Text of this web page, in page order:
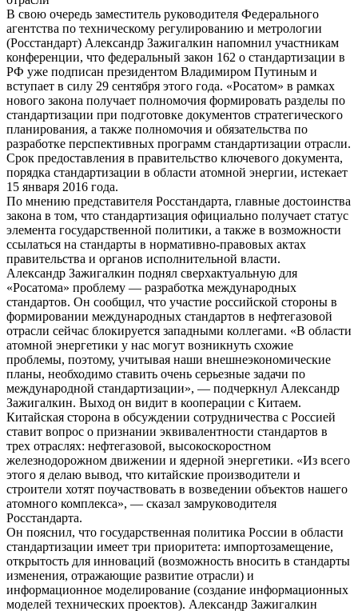
В свою очередь заместитель руководителя Федерального
агентства по техническому регулированию и метрологии
(Росстандарт) Александр Зажигалкин напомнил участникам
конференции, что федеральный закон 162 о стандартизации в
РФ уже подписан президентом Владимиром Путиным и
вступает в силу 29 сентября этого года. «Росатом» в рамках
нового закона получает полномочия формировать разделы по
стандартизации при подготовке документов стратегического
планирования, а также полномочия и обязательства по
разработке перспективных программ стандартизации отрасли.
Срок предоставления в правительство ключевого документа,
порядка стандартизации в области атомной энергии, истекает
15 января 2016 года.
По мнению представителя Росстандарта, главные достоинства
закона в том, что стандартизация официально получает статус
элемента государственной политики, а также в возможности
ссылаться на стандарты в нормативно-правовых актах
правительства и органов исполнительной власти.
Александр Зажигалкин поднял сверхактуальную для
«Росатома» проблему — разработка международных
стандартов. Он сообщил, что участие российской стороны в
формировании международных стандартов в нефтегазовой
отрасли сейчас блокируется западными коллегами. «В области
атомной энергетики у нас могут возникнуть схожие
проблемы, поэтому, учитывая наши внешнеэкономические
планы, необходимо ставить очень серьезные задачи по
международной стандартизации», — подчеркнул Александр
Зажигалкин. Выход он видит в кооперации с Китаем.
Китайская сторона в обсуждении сотрудничества с Россией
ставит вопрос о признании эквивалентности стандартов в
трех отраслях: нефтегазовой, высокоскоростном
железнодорожном движении и ядерной энергетики. «Из всего
этого я делаю вывод, что китайские производители и
строители хотят поучаствовать в возведении объектов нашего
атомного комплекса», — сказал замруководителя
Росстандарта.
Он пояснил, что государственная политика России в области
стандартизации имеет три приоритета: импортозамещение,
открытость для инноваций (возможность вносить в стандарты
изменения, отражающие развитие отрасли) и
информационное моделирование (создание информационных
моделей технических проектов). Александр Зажигалкин